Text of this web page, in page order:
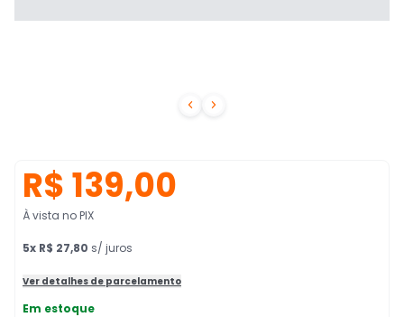
 
R$ 139,00
À vista no PIX
5x R$ 27,80 s/ juros
Ver detalhes de parcelamento
Em estoque